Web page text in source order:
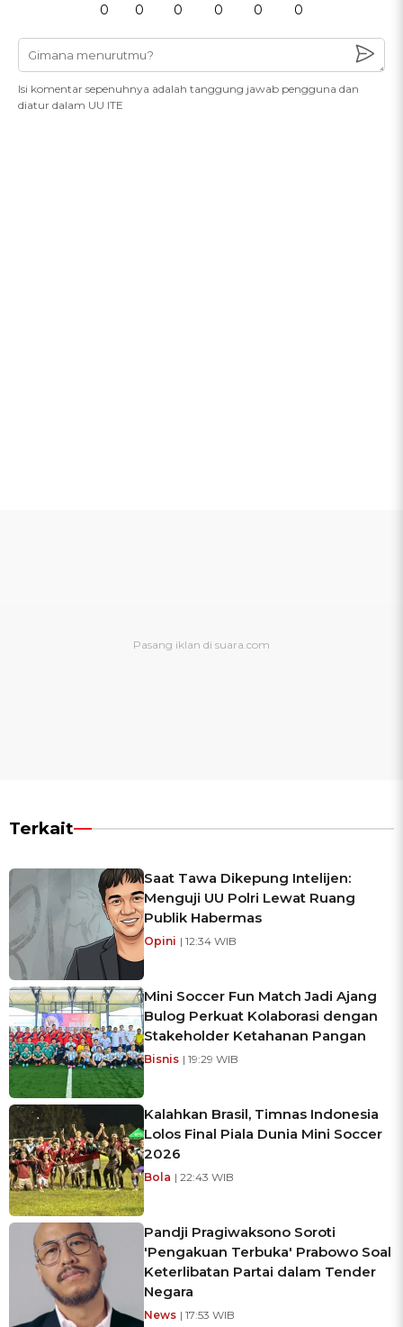
0 0 0 0 0 0
Isi komentar sepenuhnya adalah tanggung jawab pengguna dan
diatur dalam UU ITE
Terkait
Saat Tawa Dikepung Intelijen:
Menguji UU Polri Lewat Ruang
Publik Habermas
Opini | 12:34 WIB
Mini Soccer Fun Match Jadi Ajang
Bulog Perkuat Kolaborasi dengan
Stakeholder Ketahanan Pangan
Bisnis | 19:29 WIB
Kalahkan Brasil, Timnas Indonesia
Lolos Final Piala Dunia Mini Soccer
2026
Bola | 22:43 WIB
Pandji Pragiwaksono Soroti
'Pengakuan Terbuka' Prabowo Soal
Keterlibatan Partai dalam Tender
Negara
News | 17:53 WIB